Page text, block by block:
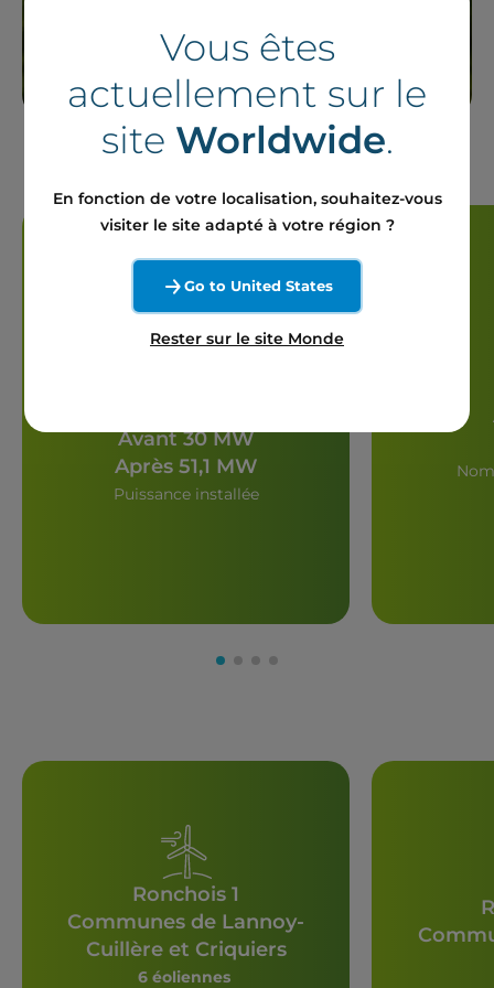
Avant 30 MW
Après 51,1 MW
Puissance installée
Ronchois 1
Communes de Lannoy-
Cuillère et Criquiers
6 éoliennes
Vous êtes
actuellement sur le
site Worldwide.
En fonction de votre localisation, souhaitez-vous
visiter le site adapté à votre région ?
Go to United States
Rester sur le site Monde